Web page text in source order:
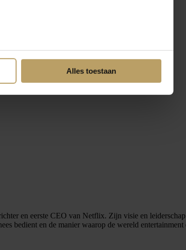
Alles toestaan
en eerste CEO van Netflix. Zijn visie en
bedient en de manier waarop de wereld entertainment